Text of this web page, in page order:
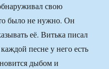
свою
было не нужно. Он
её. Витька писал
песне у него есть
дыбом и